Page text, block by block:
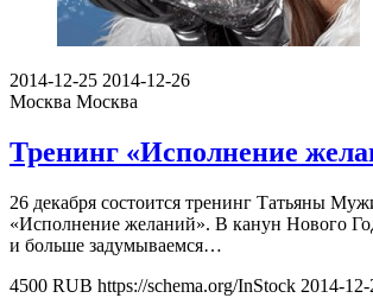
2014-12-25 2014-12-26
Москва Москва
Тренинг «Исполнение
26 декабря состоится тренинг Татьяны
«Исполнение желаний». В канун Нового
и больше задумываемся…
4500 RUB https://schema.org/InStock 2014-